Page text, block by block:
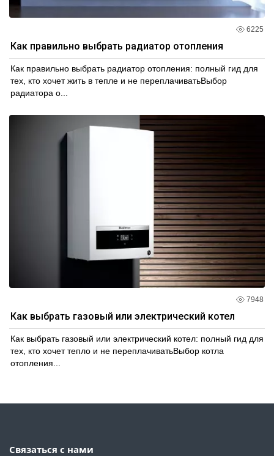
6225
Как правильно выбрать радиатор отопления
Как правильно выбрать радиатор отопления: полный гид для
тех, кто хочет жить в тепле и не переплачиватьВыбор
радиатора о...
7948
Как выбрать газовый или электрический котел
Как выбрать газовый или электрический котел: полный гид для
тех, кто хочет тепло и не переплачиватьВыбор котла
отопления...
Связаться с нами